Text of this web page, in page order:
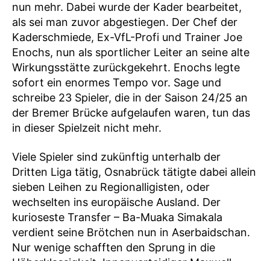
nun mehr. Dabei wurde der Kader bearbeitet,
als sei man zuvor abgestiegen. Der Chef der
Kaderschmiede, Ex-VfL-Profi und Trainer Joe
Enochs, nun als sportlicher Leiter an seine alte
Wirkungsstätte zurückgekehrt. Enochs legte
sofort ein enormes Tempo vor. Sage und
schreibe 23 Spieler, die in der Saison 24/25 an
der Bremer Brücke aufgelaufen waren, tun das
in dieser Spielzeit nicht mehr.
Viele Spieler sind zukünftig unterhalb der
Dritten Liga tätig, Osnabrück tätigte dabei allein
sieben Leihen zu Regionalligisten, oder
wechselten ins europäische Ausland. Der
kurioseste Transfer – Ba-Muaka Simakala
verdient seine Brötchen nun in Aserbaidschan.
Nur wenige schafften den Sprung in die